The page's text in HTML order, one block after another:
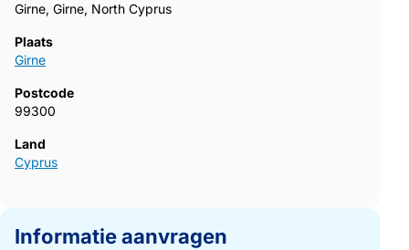
Girne, Girne, North Cyprus
Plaats
Girne
Postcode
99300
Land
Cyprus
Informatie aanvragen